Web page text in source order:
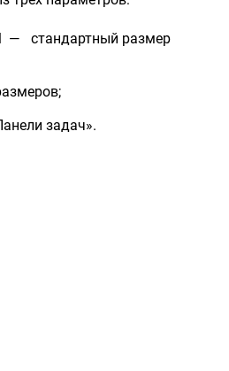
— стандартный размер
задач».